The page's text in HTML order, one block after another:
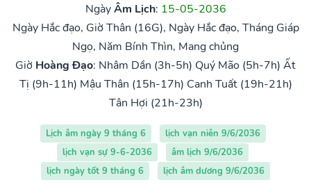
NgàyÂm Lịch: 15-05-2036
Ngày Hắc đạo, Giờ Thân (16G), Ngày Hắc đạo, Tháng Giáp
Ngọ, Năm Bính Thìn, Mang chủng
Giờ Hoàng Đạo: Nhâm Dần (3h-5h) Quý Mão (5h-7h) Ất
Tị (9h-11h) Mậu Thân (15h-17h) Canh Tuất (19h-21h)
Tân Hợi (21h-23h)
Lịch âm ngày 9 tháng 6
lịch vạn niên 9/6/2036
lịch vạn sự 9-6-2036
âm lịch 9/6/2036
lịch ngày tốt 9 tháng 6
lịch âm dương 9/6/2036